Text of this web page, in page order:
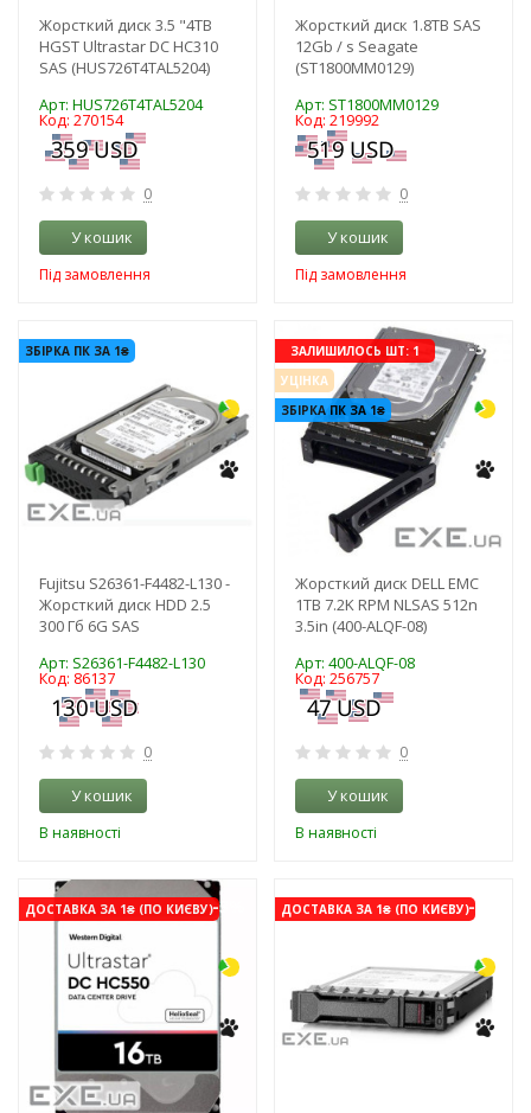
Жорсткий диск 3.5 "4TB
HGST Ultrastar DC HC310
SAS (HUS726T4TAL5204)
Арт: HUS726T4TAL5204
Код: 270154
0
У кошик
Під замовлення
Жорсткий диск 1.8TB SAS
12Gb / s Seagate
(ST1800MM0129)
Арт: ST1800MM0129
Код: 219992
0
У кошик
Під замовлення
ЗБІРКА ПК ЗА 1₴
Fujitsu S26361-F4482-L130 -
Жорсткий диск HDD 2.5
300 Гб 6G SAS
Арт: S26361-F4482-L130
Код: 86137
0
У кошик
В наявності
ЗАЛИШИЛОСЬ ШТ: 1
УЦІНКА
ЗБІРКА ПК ЗА 1₴
-3%
Жорсткий диск DELL EMC
1TB 7.2K RPM NLSAS 512n
3.5in (400-ALQF-08)
Арт: 400-ALQF-08
Код: 256757
0
У кошик
В наявності
ДОСТАВКА ЗА 1₴ (ПО КИЄВУ)-3% ДОСТАВКА ЗА 1₴ (ПО КИЄВУ)-3%